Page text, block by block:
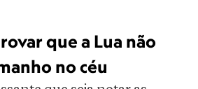
que a Lua não
no céu